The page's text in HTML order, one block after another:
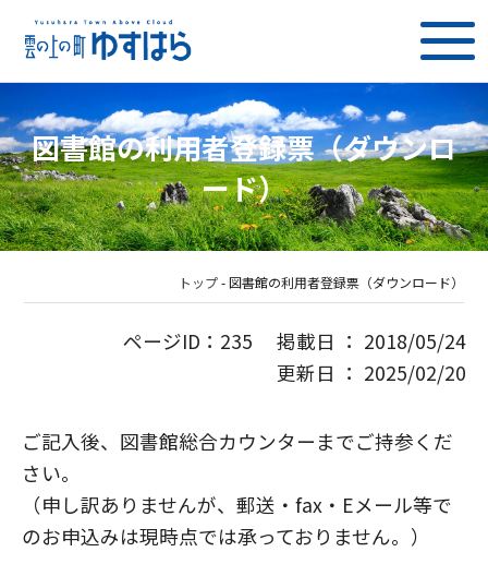
図書館の利用者登録票（ダウンロ
ード）
トップ-図書館の利用者登録票（ダウンロード）
ページID：235 掲載日 ： 2018/05/24
更新日 ： 2025/02/20
ご記入後、図書館総合カウンターまでご持参くだ
さい。
（申し訳ありませんが、郵送・fax・Eメール等で
のお申込みは現時点では承っておりません。）